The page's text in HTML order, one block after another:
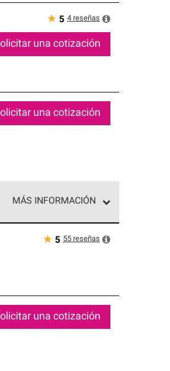
★ 5 4 reseñas
una cotización
una cotización
MÁS INFORMACIÓN
★ 5 55 reseñas
una cotización